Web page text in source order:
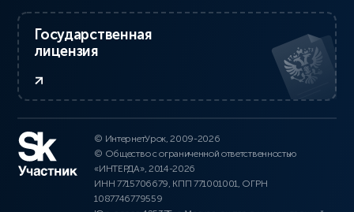
Государственная
лицензия
© ИнтернетУрок, 2009-2026
© Общество с ограниченной ответственностью
«ИНТЕРДА», 2014-2026
ИНН 7715706679, КПП 771001001, ОГРН
1087746779559